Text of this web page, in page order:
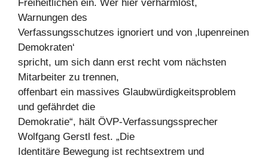
Freiheitlichen ein. Wer hier verharmlost,
Warnungen des
Verfassungsschutzes ignoriert und von ‚lupenreinen
Demokraten‘
spricht, um sich dann erst recht vom nächsten
Mitarbeiter zu trennen,
offenbart ein massives Glaubwürdigkeitsproblem
und gefährdet die
Demokratie“, hält ÖVP-Verfassungssprecher
Wolfgang Gerstl fest. „Die
Identitäre Bewegung ist rechtsextrem und